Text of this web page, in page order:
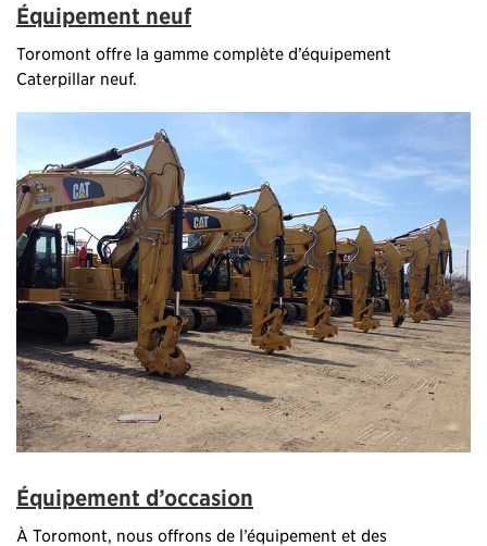
Équipement neuf
Toromont offre la gamme complète d’équipement
Caterpillar neuf.
Équipement d’occasion
À Toromont, nous offrons de l’équipement et des